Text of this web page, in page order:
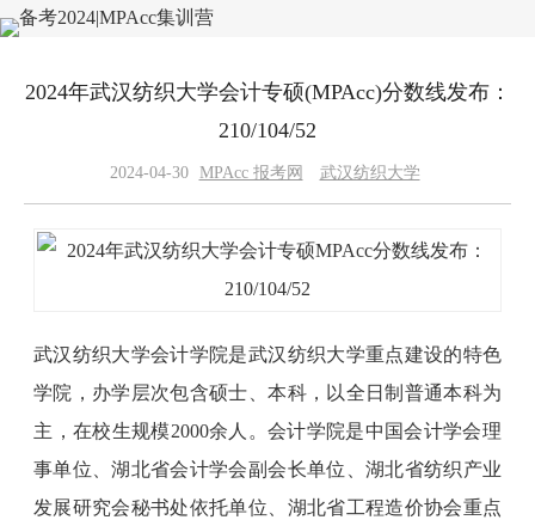
2024年武汉纺织大学会计专硕(MPAcc)分数线发布：
210/104/52
2024-04-30 MPAcc 报考网 武汉纺织大学
武汉纺织大学会计学院是武汉纺织大学重点建设的特色
学院，办学层次包含硕士、本科，以全日制普通本科为
主，在校生规模2000余人。会计学院是中国会计学会理
事单位、湖北省会计学会副会长单位、湖北省纺织产业
发展研究会秘书处依托单位、湖北省工程造价协会重点